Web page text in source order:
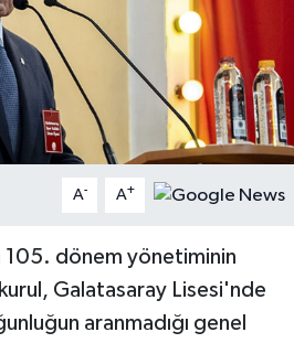
A- A+
105. dönem yönetiminin
Galatasaray Lisesi'nde
aranmadığı genel